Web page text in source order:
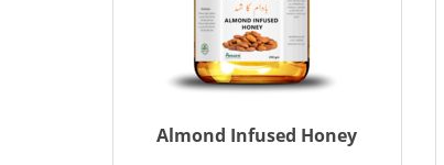
Almond Infused Honey